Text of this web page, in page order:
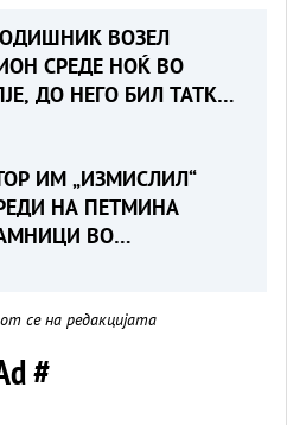
ВОЗЕЛ
СРЕДЕ НОЌ ВО
ДО НЕГО БИЛ ТАТКО
ИМ „ИЗМИСЛИЛ“
НА ПЕТМИНА
ВО
за измама со
се на редакцијата
#